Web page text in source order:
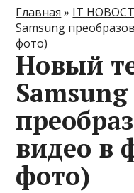
Главная » IT
Samsung
фото)
Новый
Samsung
видео в
фото)